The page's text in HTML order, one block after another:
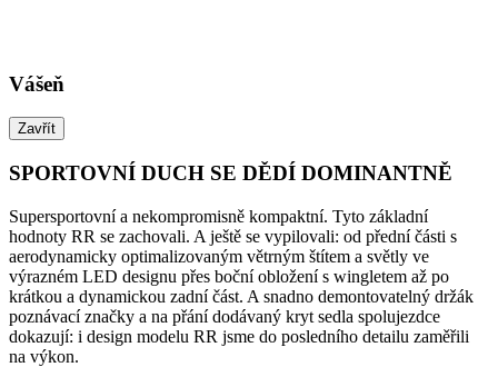
Vášeň
Zavřít
SPORTOVNÍ DUCH SE DĚDÍ DOMINANTNĚ
Supersportovní a nekompromisně kompaktní. Tyto základní
hodnoty RR se zachovali. A ještě se vypilovali: od přední části s
aerodynamicky optimalizovaným větrným štítem a světly ve
výrazném LED designu přes boční obložení s wingletem až po
krátkou a dynamickou zadní část. A snadno demontovatelný držák
poznávací značky a na přání dodávaný kryt sedla spolujezdce
dokazují: i design modelu RR jsme do posledního detailu zaměřili
na výkon.